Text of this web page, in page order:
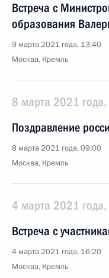
Встреча с
образования
9 марта 2021 года, 13:40
Москва, Кремль
8 марта 2021 года,
Поздравление
8 марта 2021 года, 09:00
Москва, Кремль
4 марта 2021 года,
Встреча с
4 марта 2021 года, 16:20
Москва, Кремль